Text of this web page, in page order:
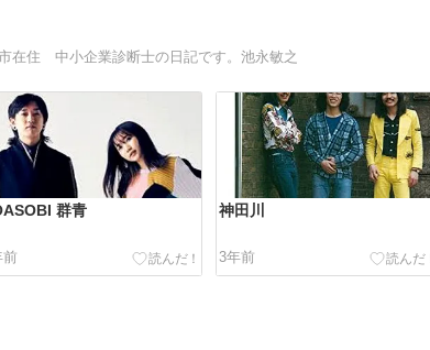
在住 中小企業診断士の日記です。池永敏之
群青
前
神田川
3年前